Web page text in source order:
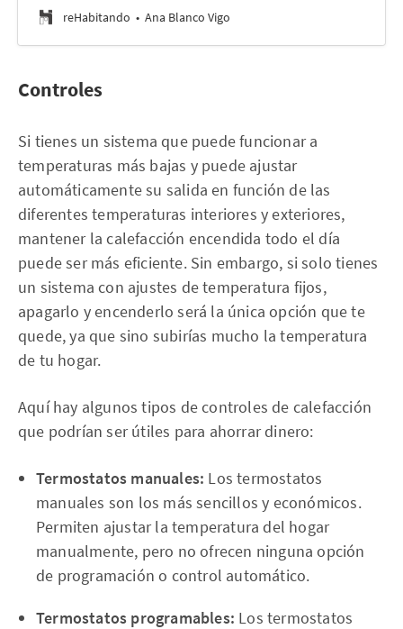
reHabitando Ana Blanco Vigo
Controles
Si tienes un sistema que puede funcionar a
temperaturas más bajas y puede ajustar
automáticamente su salida en función de las
diferentes temperaturas interiores y exteriores,
mantener la calefacción encendida todo el día
puede ser más eficiente. Sin embargo, si solo tienes
un sistema con ajustes de temperatura fijos,
apagarlo y encenderlo será la única opción que te
quede, ya que sino subirías mucho la temperatura
de tu hogar.
Aquí hay algunos tipos de controles de calefacción
que podrían ser útiles para ahorrar dinero:
Termostatos manuales: Los termostatos
manuales son los más sencillos y económicos.
Permiten ajustar la temperatura del hogar
manualmente, pero no ofrecen ninguna opción
de programación o control automático.
Termostatos programables: Los termostatos